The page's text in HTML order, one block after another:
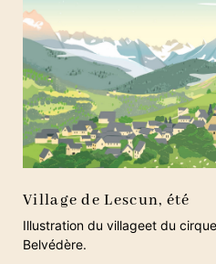
Village de Lescun, été
Illustration du villageet du
Belvédère.